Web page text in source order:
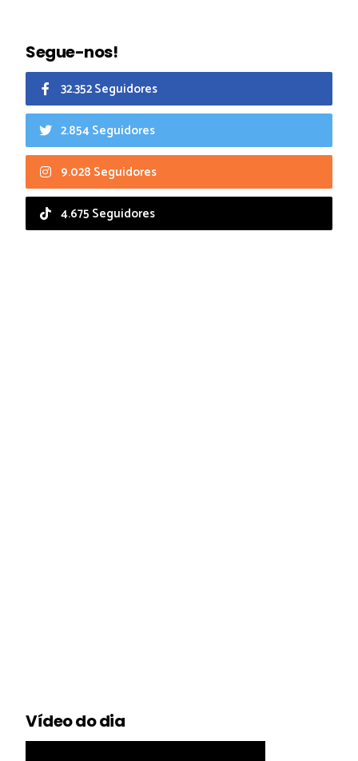
Segue-nos!
32.352 Seguidores
2.854 Seguidores
9.028 Seguidores
4.675 Seguidores
Vídeo do dia